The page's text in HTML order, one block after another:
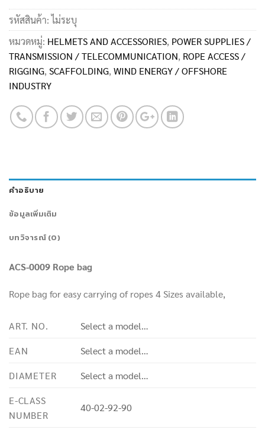
รหัสสินค้า:ไม่ระบุ
หมวดหมู่: HELMETS AND ACCESSORIES, POWER SUPPLIES /
TRANSMISSION / TELECOMMUNICATION, ROPE ACCESS /
RIGGING, SCAFFOLDING, WIND ENERGY / OFFSHORE
INDUSTRY
คำอธิบาย
ข้อมูลเพิ่มเติม
บทวิจารณ์ (0)
ACS-0009 Rope bag
Rope bag for easy carrying of ropes 4 Sizes available,
ART. NO.
Select a model…
EAN
Select a model…
DIAMETER
Select a model…
E-CLASS
NUMBER
40-02-92-90